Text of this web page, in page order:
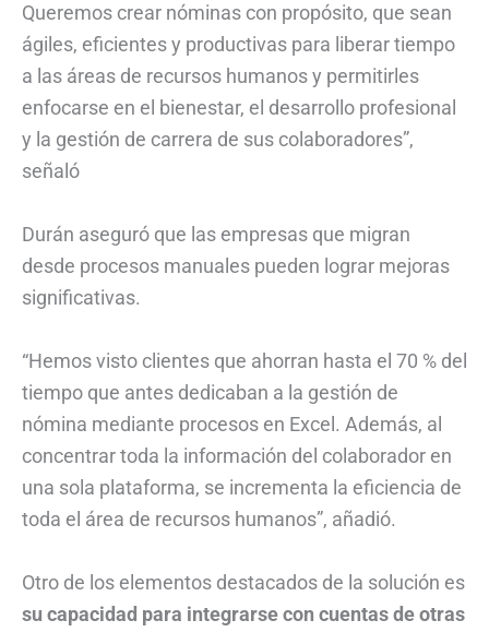
Queremos crear nóminas con propósito, que sean
ágiles, eficientes y productivas para liberar tiempo
a las áreas de recursos humanos y permitirles
enfocarse en el bienestar, el desarrollo profesional
y la gestión de carrera de sus colaboradores”,
señaló
Durán aseguró que las empresas que migran
desde procesos manuales pueden lograr mejoras
significativas.
“Hemos visto clientes que ahorran hasta el 70 % del
tiempo que antes dedicaban a la gestión de
nómina mediante procesos en Excel. Además, al
concentrar toda la información del colaborador en
una sola plataforma, se incrementa la eficiencia de
toda el área de recursos humanos”, añadió.
Otro de los elementos destacados de la solución es
su capacidad para integrarse con cuentas de otras